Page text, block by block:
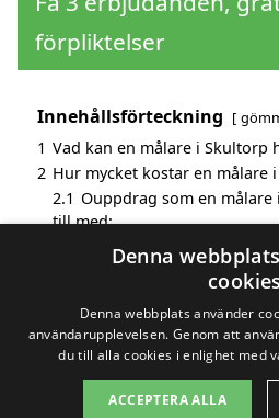
förpliktelser
Innehållsförteckning
1 Vad kan en målare i Skultorp
2 Hur mycket kostar en målare
2.1 Ouppdrag som en
till med:
Fördelar med att välja målare
Sök efter en skicklig målare i
Copyright 2026 -
Denna
cookies
Denna webbplats använder
användarupplevelsen. Genom att
du till alla cookies i enlighet med
ACCEPTERA ALLA